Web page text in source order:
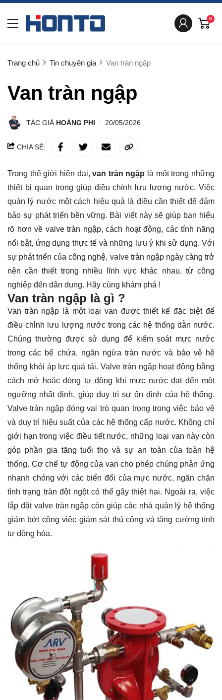
0
Trang chủ Tin chuyên gia Van tràn ngập
Van tràn ngập
TÁC GIẢ HOÀNG PHI 20/05/2026
CHIA SẺ:
Trong thế giới hiện đại,van tràn ngập là một trong những
thiết bị quan trọng giúp điều chỉnh lưu lượng nước. Việc
quản lý nước một cách hiệu quả là điều cần thiết để đảm
bảo sự phát triển bền vững. Bài viết này sẽ giúp bạn hiểu
rõ hơn về valve tràn ngập, cách hoạt động, các tính năng
nổi bật, ứng dụng thực tế và những lưu ý khi sử dụng. Với
sự phát triển của công nghệ, valve tràn ngập ngày càng trở
nên cần thiết trong nhiều lĩnh vực khác nhau, từ công
nghiệp đến dân dụng. Hãy cùng khám phá !
Van tràn ngập là gì ?
Van tràn ngập là một loại van được thiết kế đặc biệt để
điều chỉnh lưu lượng nước trong các hệ thống dẫn nước.
Chúng thường được sử dụng để kiểm soát mực nước
trong các bể chứa, ngăn ngừa tràn nước và bảo vệ hệ
thống khỏi áp lực quá tải. Valve tràn ngập hoạt động bằng
cách mở hoặc đóng tự động khi mực nước đạt đến một
ngưỡng nhất định, giúp duy trì sự ổn định của hệ thống.
Valve tràn ngập đóng vai trò quan trọng trong việc bảo vệ
và duy trì hiệu suất của các hệ thống cấp nước. Không chỉ
giới hạn trong việc điều tiết nước, những loại van này còn
góp phần gia tăng tuổi thọ và sự an toàn của toàn hệ
thống. Cơ chế tự động của van cho phép chúng phản ứng
nhanh chóng với các biến đổi của mực nước, ngăn chặn
tình trạng tràn đột ngột có thể gây thiệt hại. Ngoài ra, việc
lắp đặt valve tràn ngập còn giúp các nhà quản lý hệ thống
giảm bớt công việc giám sát thủ công và tăng cường tính
tự động hóa.